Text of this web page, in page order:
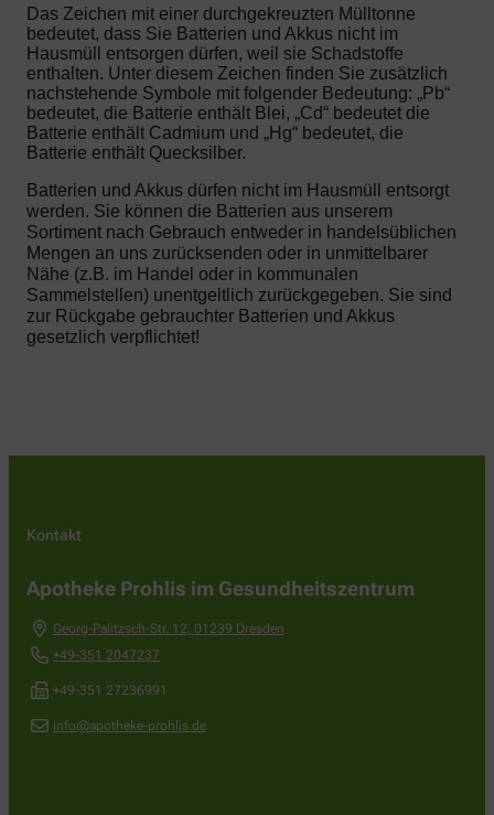
Das Zeichen mit einer durchgekreuzten Mülltonne
bedeutet, dass Sie Batterien und Akkus nicht im
Hausmüll entsorgen dürfen, weil sie Schadstoffe
enthalten. Unter diesem Zeichen finden Sie zusätzlich
nachstehende Symbole mit folgender Bedeutung: „Pb“
bedeutet, die Batterie enthält Blei, „Cd“ bedeutet die
Batterie enthält Cadmium und „Hg“ bedeutet, die
Batterie enthält Quecksilber.
Batterien und Akkus dürfen nicht im Hausmüll entsorgt
werden. Sie können die Batterien aus unserem
Sortiment nach Gebrauch entweder in handelsüblichen
Mengen an uns zurücksenden oder in unmittelbarer
Nähe (z.B. im Handel oder in kommunalen
Sammelstellen) unentgeltlich zurückgegeben. Sie sind
zur Rückgabe gebrauchter Batterien und Akkus
gesetzlich verpflichtet!
Kontakt
Apotheke Prohlis im Gesundheitszentrum
Georg-Palitzsch-Str. 12, 01239 Dresden
+49-351 2047237
+49-351 27236991
info@apotheke-prohlis.de